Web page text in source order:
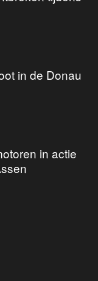
in de Donau
in actie